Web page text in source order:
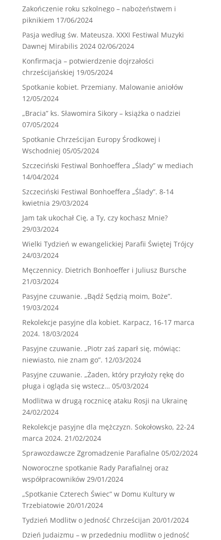
Zakończenie roku szkolnego – nabożeństwem i
piknikiem 17/06/2024
Pasja według św. Mateusza. XXXI Festiwal Muzyki
Dawnej Mirabilis 2024 02/06/2024
Konfirmacja – potwierdzenie dojrzałości
chrześcijańskiej 19/05/2024
Spotkanie kobiet. Przemiany. Malowanie aniołów
12/05/2024
„Bracia” ks. Sławomira Sikory – książka o nadziei
07/05/2024
Spotkanie Chrześcijan Europy Środkowej i
Wschodniej 05/05/2024
Szczeciński Festiwal Bonhoeffera „Ślady” w mediach
14/04/2024
Szczeciński Festiwal Bonhoeffera „Ślady”. 8-14
kwietnia 29/03/2024
Jam tak ukochał Cię, a Ty, czy kochasz Mnie?
29/03/2024
Wielki Tydzień w ewangelickiej Parafii Świętej Trójcy
24/03/2024
Męczennicy. Dietrich Bonhoeffer i Juliusz Bursche
21/03/2024
Pasyjne czuwanie. „Bądź Sędzią moim, Boże”.
19/03/2024
Rekolekcje pasyjne dla kobiet. Karpacz, 16-17 marca
2024. 18/03/2024
Pasyjne czuwanie. „Piotr zaś zaparł się, mówiąc:
niewiasto, nie znam go”. 12/03/2024
Pasyjne czuwanie. „Żaden, który przyłoży rękę do
pługa i ogląda się wstecz… 05/03/2024
Modlitwa w drugą rocznicę ataku Rosji na Ukrainę
24/02/2024
Rekolekcje pasyjne dla mężczyzn. Sokołowsko, 22-24
marca 2024. 21/02/2024
Sprawozdawcze Zgromadzenie Parafialne 05/02/2024
Noworoczne spotkanie Rady Parafialnej oraz
współpracowników 29/01/2024
„Spotkanie Czterech Świec” w Domu Kultury w
Trzebiatowie 20/01/2024
Tydzień Modlitw o Jedność Chrześcijan 20/01/2024
Dzień Judaizmu – w przededniu modlitw o jedność